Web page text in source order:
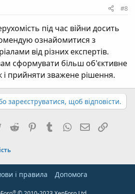
#8
під час війни досить
ознайомитися з
від різних експертів.
сформувати більш об'єктивне
прийняти зважене рішення.
зареєструватися, щоб відповісти.
TwitterReddit PinterestTumblrWhatsApp
E-mail
і правила Дoпoмoга
®